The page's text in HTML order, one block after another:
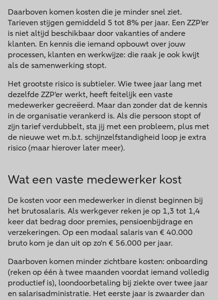
Daarboven komen kosten die je minder snel ziet.
Tarieven stijgen gemiddeld 5 tot 8% per jaar. Een ZZP'er
is niet altijd beschikbaar door vakanties of andere
klanten. En kennis die iemand opbouwt over jouw
processen, klanten en werkwijze: die raak je ook kwijt
als de samenwerking stopt.
Het grootste risico is subtieler. Wie twee jaar lang met
dezelfde ZZP'er werkt, heeft feitelijk een vaste
medewerker gecreëerd. Maar dan zonder dat de kennis
in de organisatie verankerd is. Als die persoon stopt of
zijn tarief verdubbelt, sta jij met een probleem, plus met
de nieuwe wet m.b.t. schijnzelfstandigheid loop je extra
risico (maar hierover later meer).
Wat een vaste medewerker kost
De kosten voor een medewerker in dienst beginnen bij
het brutosalaris. Als werkgever reken je op 1,3 tot 1,4
keer dat bedrag door premies, pensioenbijdrage en
verzekeringen. Op een modaal salaris van € 40.000
bruto kom je dan uit op zo'n € 56.000 per jaar.
Daarboven komen minder zichtbare kosten: onboarding
(reken op één à twee maanden voordat iemand volledig
productief is), loondoorbetaling bij ziekte over twee jaar
en salarisadministratie. Het eerste jaar is zwaarder dan